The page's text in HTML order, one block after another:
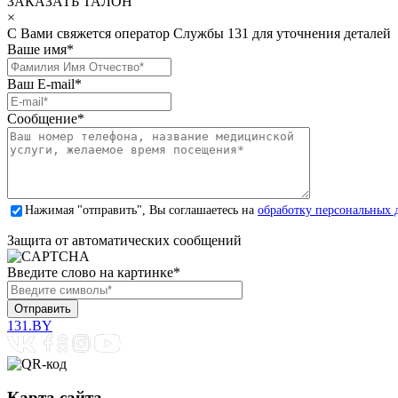
×
С Вами свяжется оператор Службы 131 для уточнения деталей
Ваше имя*
Ваш E-mail*
Сообщение*
Нажимая "отправить", Вы соглашаетесь на обработку персональных
Защита от автоматических сообщений
Введите слово на картинке*
131.BY